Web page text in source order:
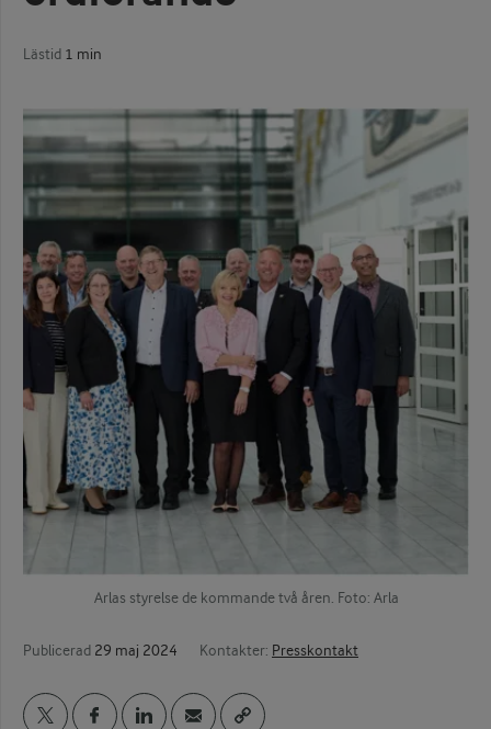
Lästid 1 min
Arlas styrelse de kommande två åren. Foto: Arla
Publicerad 29 maj 2024 Kontakter: Presskontakt